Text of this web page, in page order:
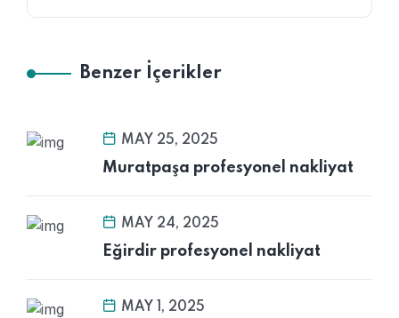
Benzer İçerikler
MAY 25, 2025
Muratpaşa profesyonel nakliyat
MAY 24, 2025
Eğirdir profesyonel nakliyat
MAY 1, 2025